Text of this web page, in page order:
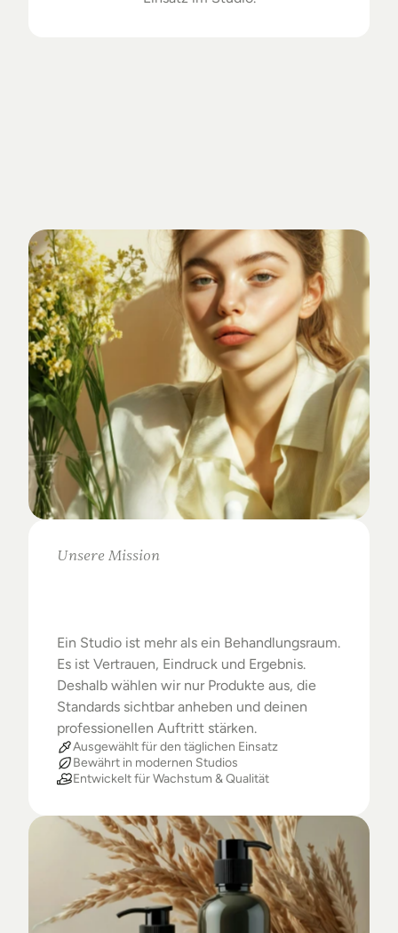
Studio-Alltag.
Unsere Mission
Ein Studio ist mehr als ein Behandlungsraum.
Es ist Vertrauen, Eindruck und Ergebnis.
Deshalb wählen wir nur Produkte aus, die
Standards sichtbar anheben und deinen
professionellen Auftritt stärken.
Ausgewählt für den täglichen Einsatz
Bewährt in modernen Studios
Entwickelt für Wachstum & Qualität